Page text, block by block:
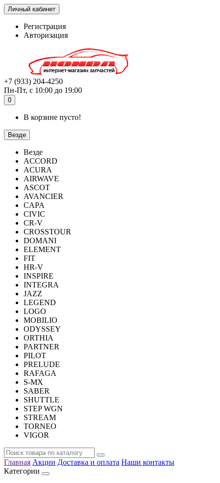
Личный кабинет
Регистрация
Авторизация
+7 (933) 204-4250
Пн-Пт, с 10:00 до 19:00
0
В корзине пусто!
Везде
Везде
ACCORD
ACURA
AIRWAVE
ASCOT
AVANCIER
CAPA
CIVIC
CR-V
CROSSTOUR
DOMANI
ELEMENT
FIT
HR-V
INSPIRE
INTEGRA
JAZZ
LEGEND
LOGO
MOBILIO
ODYSSEY
ORTHIA
PARTNER
PILOT
PRELUDE
RAFAGA
S-MX
SABER
SHUTTLE
STEP WGN
STREAM
TORNEO
VIGOR
Главная Акции Доставка и оплата Наши контакты
Категории